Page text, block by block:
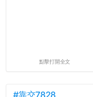
點擊打開全文
#靠交7828